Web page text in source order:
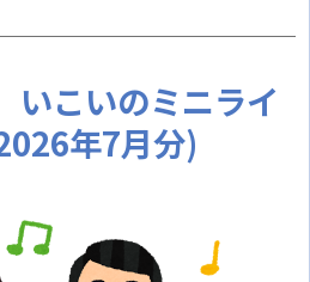
いこいのミニライ
年7月分)